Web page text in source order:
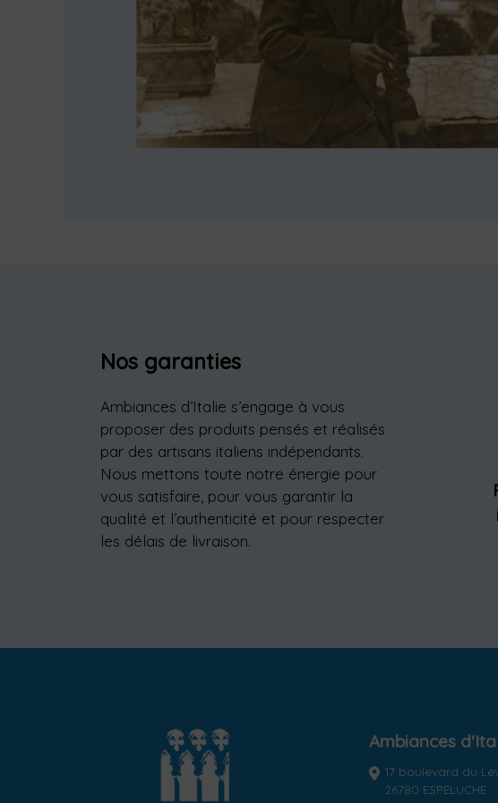
Nos garanties
Ambiances d’Italie s’engage à vous
proposer des produits pensés et réalisés
par des artisans italiens indépendants.
Nous mettons toute notre énergie pour
vous satisfaire, pour vous garantir la
qualité et l’authenticité et pour respecter
les délais de livraison.
Ambiances
17 boulevard du
26780 ESPELUCHE